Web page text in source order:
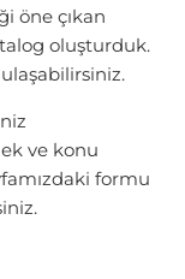
öne çıkan
oluşturduk.
ve konu
formu